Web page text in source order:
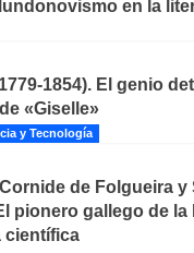
en la
1854). El genio
«Giselle»
y Tecnología
de Folgueira y
pionero gallego de la
científica